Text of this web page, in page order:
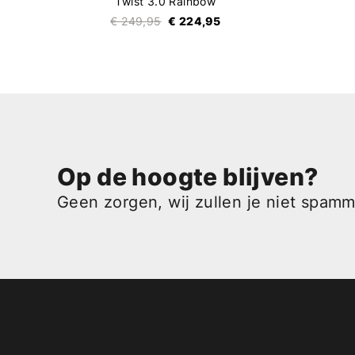
€ 249,95 € 224,95
Op de hoogte blijven?
Geen zorgen, wij zullen je niet